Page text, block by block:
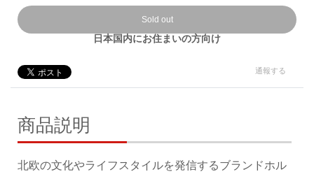
Sold out
日本国内にお住まいの方向け
通報する
商品説明
北欧の文化やライフスタイルを発信するブランドホル